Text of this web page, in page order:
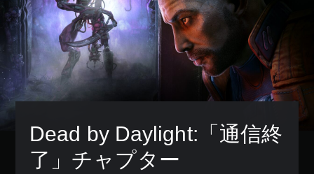
Dead by Daylight:「通信終
了」チャプター